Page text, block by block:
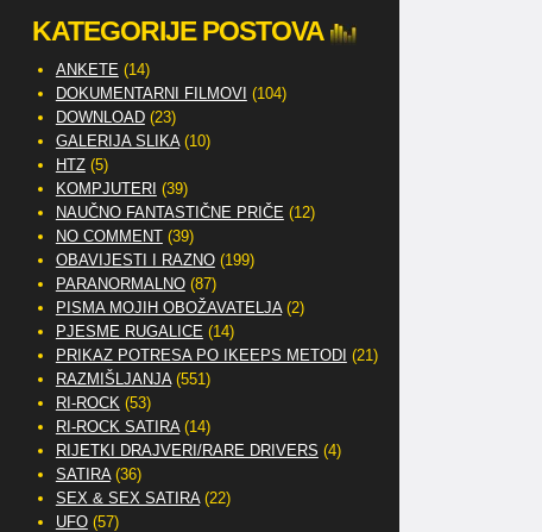
KATEGORIJE POSTOVA
ANKETE (14)
DOKUMENTARNI FILMOVI (104)
DOWNLOAD(23)
GALERIJA SLIKA(10)
HTZ(5)
KOMPJUTERI (39)
NAUČNO FANTASTIČNE PRIČE (12)
NO COMMENT(39)
OBAVIJESTI I RAZNO(199)
PARANORMALNO(87)
PISMA MOJIH OBOŽAVATELJA(2)
PJESME RUGALICE (14)
PRIKAZ POTRESA PO IKEEPS METODI (21)
RAZMIŠLJANJA(551)
RI-ROCK(53)
RI-ROCK SATIRA(14)
RIJETKI DRAJVERI/RARE DRIVERS (4)
SATIRA(36)
SEX & SEX SATIRA(22)
UFO(57)